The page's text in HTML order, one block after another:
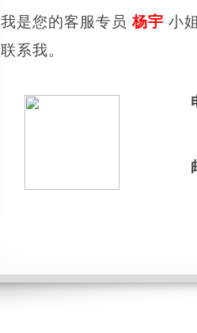
我是您的客服专员杨宇 小
联系我。